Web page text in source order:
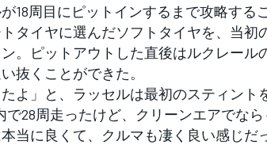
18周目にピットインするまで攻略する
タイヤに選んだソフトタイヤを、当初
。ピットアウトした直後はルクレール
抜くことができた。
よ」と、ラッセルは最初のスティント
で28周走ったけど、クリーンエアでな
当に良くて、クルマも凄く良い感じだ